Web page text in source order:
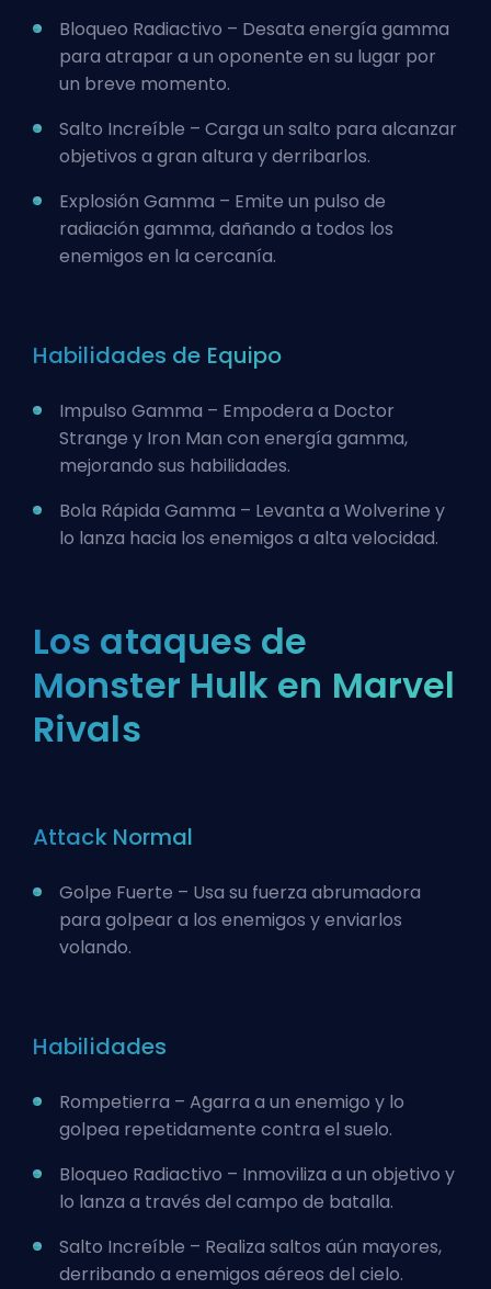
Bloqueo Radiactivo – Desata energía gamma
para atrapar a un oponente en su lugar por
un breve momento.
Salto Increíble – Carga un salto para alcanzar
objetivos a gran altura y derribarlos.
Explosión Gamma – Emite un pulso de
radiación gamma, dañando a todos los
enemigos en la cercanía.
Habilidades de Equipo
Impulso Gamma – Empodera a Doctor
Strange y Iron Man con energía gamma,
mejorando sus habilidades.
Bola Rápida Gamma – Levanta a Wolverine y
lo lanza hacia los enemigos a alta velocidad.
Los ataques de
Monster Hulk en Marvel
Rivals
Attack Normal
Golpe Fuerte – Usa su fuerza abrumadora
para golpear a los enemigos y enviarlos
volando.
Habilidades
Rompetierra – Agarra a un enemigo y lo
golpea repetidamente contra el suelo.
Bloqueo Radiactivo – Inmoviliza a un objetivo y
lo lanza a través del campo de batalla.
Salto Increíble – Realiza saltos aún mayores,
derribando a enemigos aéreos del cielo.